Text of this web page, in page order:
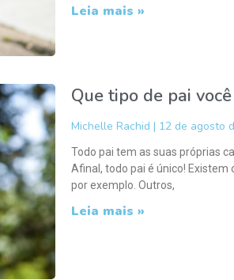
Leia mais »
Que tipo de pai
Michelle Rachid 12 de agosto
Todo pai tem as suas próprias
Afinal, todo pai é único! Existem
por exemplo. Outros,
Leia mais »